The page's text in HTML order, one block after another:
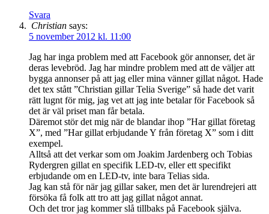
Svara
Christian says:
5 november 2012 kl. 11:00
Jag har inga problem med att Facebook gör annonser, det är
deras levebröd. Jag har mindre problem med att de väljer att
bygga annonser på att jag eller mina vänner gillat något. Hade
det tex stått ”Christian gillar Telia Sverige” så hade det varit
rätt lugnt för mig, jag vet att jag inte betalar för Facebook så
det är väl priset man får betala.
Däremot stör det mig när de blandar ihop ”Har gillat företag
X”, med ”Har gillat erbjudande Y från företag X” som i ditt
exempel.
Alltså att det verkar som om Joakim Jardenberg och Tobias
Rydergren gillat en specifik LED-tv, eller ett specifikt
erbjudande om en LED-tv, inte bara Telias sida.
Jag kan stå för när jag gillar saker, men det är lurendrejeri att
försöka få folk att tro att jag gillat något annat.
Och det tror jag kommer slå tillbaks på Facebook själva.